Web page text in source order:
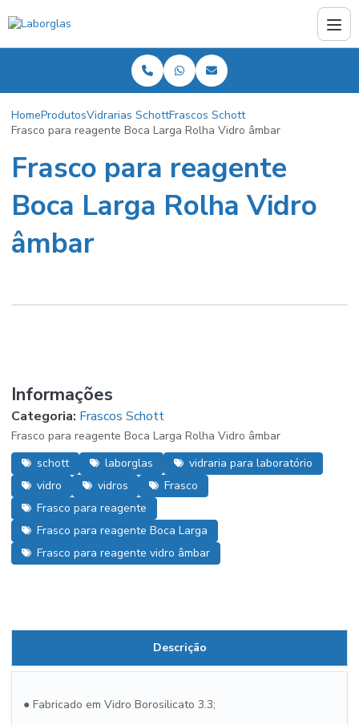
HomeProdutosVidrarias SchottFrascos Schott
Frasco para reagente Boca Larga Rolha Vidro âmbar
Frasco para reagente
Boca Larga Rolha Vidro
âmbar
Informações
Categoria: Frascos Schott
Frasco para reagente Boca Larga Rolha Vidro âmbar
schott
laborglas
vidraria para laboratório
vidro
vidros
Frasco
Frasco para reagente
Frasco para reagente Boca Larga
Frasco para reagente vidro âmbar
Descrição
● Fabricado em Vidro Borosilicato 3.3;